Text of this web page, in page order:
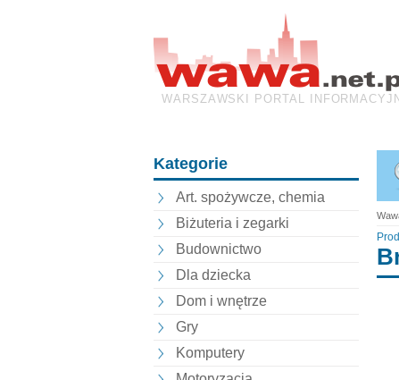
WARSZAWSKI PORTAL
Kategorie
Art. spożywcze, chemia
Biżuteria i zegarki
Budownictwo
Dla dziecka
Dom i wnętrze
Gry
Komputery